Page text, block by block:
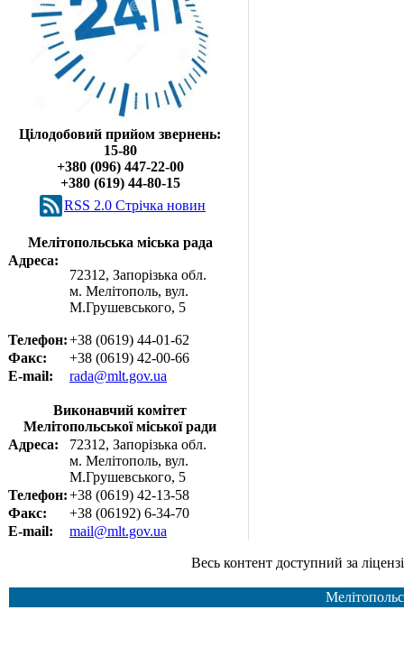
Цілодобовий прийом звернень:
15-80
+380 (096) 447-22-00
+380 (619) 44-80-15
RSS 2.0 Cтрічка новин
Мелітопольська міська рада
Адреса:
72312, Запорізька обл.
м. Мелітополь, вул.
М.Грушевського, 5
Телефон:+38 (0619) 44-01-62
Факс:
+38 (0619) 42-00-66
E-mail:
rada@mlt.gov.ua
Виконавчий комітет
Мелітопольської міської ради
Адреса:
72312, Запорізька обл.
м. Мелітополь, вул.
М.Грушевського, 5
Телефон:+38 (0619) 42-13-58
Факс:
+38 (06192) 6-34-70
E-mail:
mail@mlt.gov.ua
Весь контент доступний за ліцензією Creative